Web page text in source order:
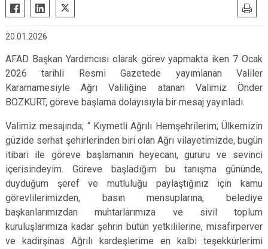
20.01.2026
AFAD Başkan Yardımcısı olarak görev yapmakta iken 7 Ocak
2026 tarihli Resmi Gazetede yayımlanan Valiler
Kararnamesiyle Ağrı Valiliğine atanan Valimiz Önder
BOZKURT, göreve başlama dolayısıyla bir mesaj yayınladı.
Valimiz mesajında; “ Kıymetli Ağrılı Hemşehrilerim; Ülkemizin
güzide serhat şehirlerinden biri olan Ağrı vilayetimizde, bugün
itibari ile göreve başlamanın heyecanı, gururu ve sevinci
içerisindeyim. Göreve başladığım bu tanışma gününde,
duyduğum şeref ve mutluluğu paylaştığınız için kamu
görevlilerimizden, basın mensuplarına, belediye
başkanlarımızdan muhtarlarımıza ve sivil toplum
kuruluşlarımıza kadar şehrin bütün yetkililerine, misafirperver
ve kadirşinas Ağrılı kardeşlerime en kalbi teşekkürlerimi